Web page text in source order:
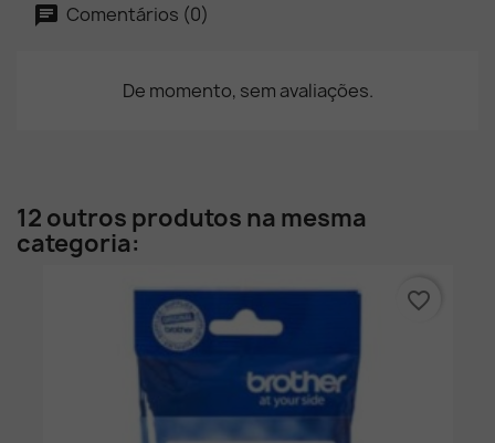
Comentários (0)
De momento, sem avaliações.
12 outros produtos na mesma
categoria:
favorite_border